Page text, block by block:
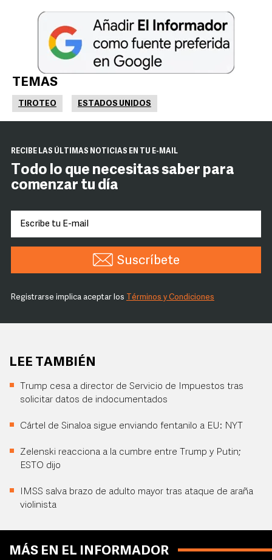
TEMAS
TIROTEO ESTADOS UNIDOS
RECIBE LAS ÚLTIMAS NOTICIAS EN TU E-MAIL
Todo lo que necesitas saber para
comenzar tu día
Suscríbete
Registrarse implica aceptar los Términos y Condiciones
LEE TAMBIÉN
Trump cesa a director de Servicio de Impuestos tras
solicitar datos de indocumentados
Cártel de Sinaloa sigue enviando fentanilo a EU: NYT
Zelenski reacciona a la cumbre entre Trump y Putin;
ESTO dijo
IMSS salva brazo de adulto mayor tras ataque de araña
violinista
MÁS EN EL INFORMADOR